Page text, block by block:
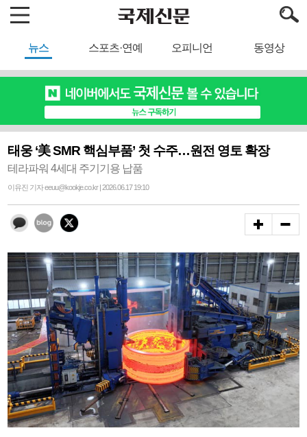
뉴스 스포츠·연예 오피니언 동영상
태웅 ‘美 SMR 핵심부품’ 첫 수주…원전 영토 확장
테라파워 4세대 주기기용 납품
이유진 기자 eeuu@kookje.co.kr | 2026.06.17 19:10